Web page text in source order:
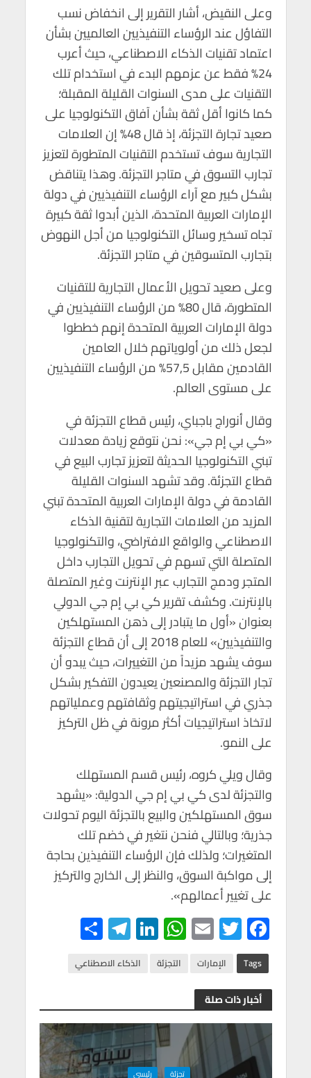
وعلى النقيض، أشار التقرير إلى انخفاض نسب
التفاؤل عند الرؤساء التنفيذيين العالميين بشأن
اعتماد تقنيات الذكاء الاصطناعي، حيث أعرب
24% فقط عن عزمهم البدء في استخدام تلك
التقنيات على مدى السنوات القليلة المقبلة؛
كما كانوا أقل ثقة بشأن آفاق التكنولوجيا على
صعيد تجارة التجزئة، إذ قال 48% إن العلامات
التجارية سوف تستخدم التقنيات المتطورة لتعزيز
تجارب التسوق في متاجر التجزئة. وهذا يتناقض
بشكل كبير مع آراء الرؤساء التنفيذيين في دولة
الإمارات العربية المتحدة، الذين أبدوا ثقة كبيرة
تجاه تسخير وسائل التكنولوجيا من أجل النهوض
بتجارب المتسوقين في متاجر التجزئة.
وعلى صعيد تحويل الأعمال التجارية للتقنيات
المتطورة، قال 80% من الرؤساء التنفيذيين في
دولة الإمارات العربية المتحدة إنهم خططوا
لجعل ذلك من أولوياتهم خلال العامين
القادمين مقابل 57,5% من الرؤساء التنفيذيين
على مستوى العالم.
وقال أنوراج باجباي، رئيس قطاع التجزئة في
«كي بي إم جي»: نحن نتوقع زيادة معدلات
تبني التكنولوجيا الحديثة لتعزيز تجارب البيع في
قطاع التجزئة. وقد تشهد السنوات القليلة
القادمة في دولة الإمارات العربية المتحدة تبني
المزيد من العلامات التجارية لتقنية الذكاء
الاصطناعي والواقع الافتراضي، والتكنولوجيا
المتصلة التي تسهم في تحويل التجارب داخل
المتجر ودمج التجارب عبر الإنترنت وغير المتصلة
بالإنترنت. وكشف تقرير كي بي إم جي الدولي
بعنوان «أول ما يتبادر إلى ذهن المستهلكين
والتنفيذيين» للعام 2018 إلى أن قطاع التجزئة
سوف يشهد مزيداً من التغييرات، حيث يبدو أن
تجار التجزئة والمصنعين يعيدون التفكير بشكل
جذري في استراتيجيتهم وثقافتهم وعملياتهم
لاتخاذ استراتيجيات أكثر مرونة في ظل التركيز
على النمو.
وقال ويلي كروه، رئيس قسم المستهلك
والتجزئة لدى كي بي إم جي الدولية: «يشهد
سوق المستهلكين والبيع بالتجزئة اليوم تحولات
جذرية؛ وبالتالي فنحن نتغير في خضم تلك
المتغيرات؛ ولذلك فإن الرؤساء التنفيذين بحاجة
إلى مواكبة السوق، والنظر إلى الخارج والتركيز
على تغيير أعمالهم».
F
ac
e
b
o
o
k
T
wi
tt
er
E
m
ail
W
h
at
A
p
p
Li
n
ke
n
Te
le
gr
m
ar Tags الإمارات التجزئة الذكاء الاصطناعي
أخبار ذات صلة
تجزئة رئيسي